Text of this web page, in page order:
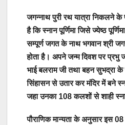
जगन्नाथ पुरी रथ यात्रा निकलने के
है कि स्नान पूर्णिमा जिसे ज्येष्ठ
सम्पूर्ण जगत के नाथ भगवान श्री
होता है। अपने जन्म दिवश पर प्रभु
भाई बलराम जी तथा बहन सुभद्रा
सिंहासन से उतार कर मंदिर में बने
जहा उनका 108 कलशों से शाही
पौराणिक मान्यता के अनुसार इस